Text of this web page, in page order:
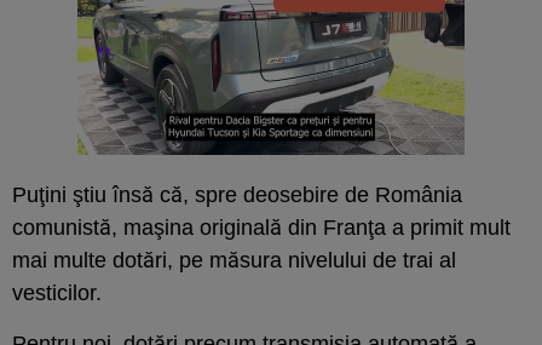
Puţini ştiu însă că, spre deosebire de România
comunistă, maşina originală din Franţa a primit mult
mai multe dotări, pe măsura nivelului de trai al
vesticilor.